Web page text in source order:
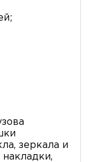
зеркала и
накладки,